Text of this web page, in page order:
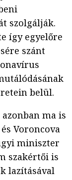
szolgálják.
így egyelőre
szánt
belül.
ma is
Voroncova
miniszter
szakértői is
lazításával